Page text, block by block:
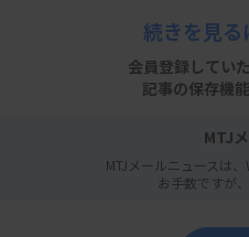
続きを見
会員登録してい
記事の保存機
MTJ
MTJメールニュースは
お手数ですが